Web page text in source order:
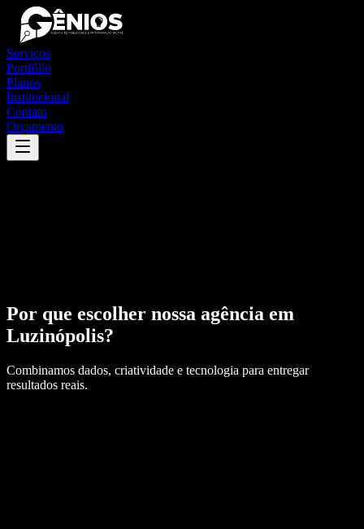
Serviços
Portfólio
Planos
Institucional
Contato
Orçamento
Por que escolher nossa agência em
Luzinópolis?
Combinamos dados, criatividade e tecnologia para entregar
resultados reais.